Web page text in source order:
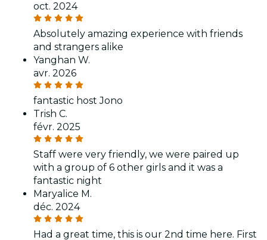
oct. 2024
Absolutely amazing experience with friends
and strangers alike
Yanghan W.
avr. 2026
fantastic host Jono
Trish C.
févr. 2025
Staff were very friendly, we were paired up
with a group of 6 other girls and it was a
fantastic night
Maryalice M.
déc. 2024
Had a great time, this is our 2nd time here. First